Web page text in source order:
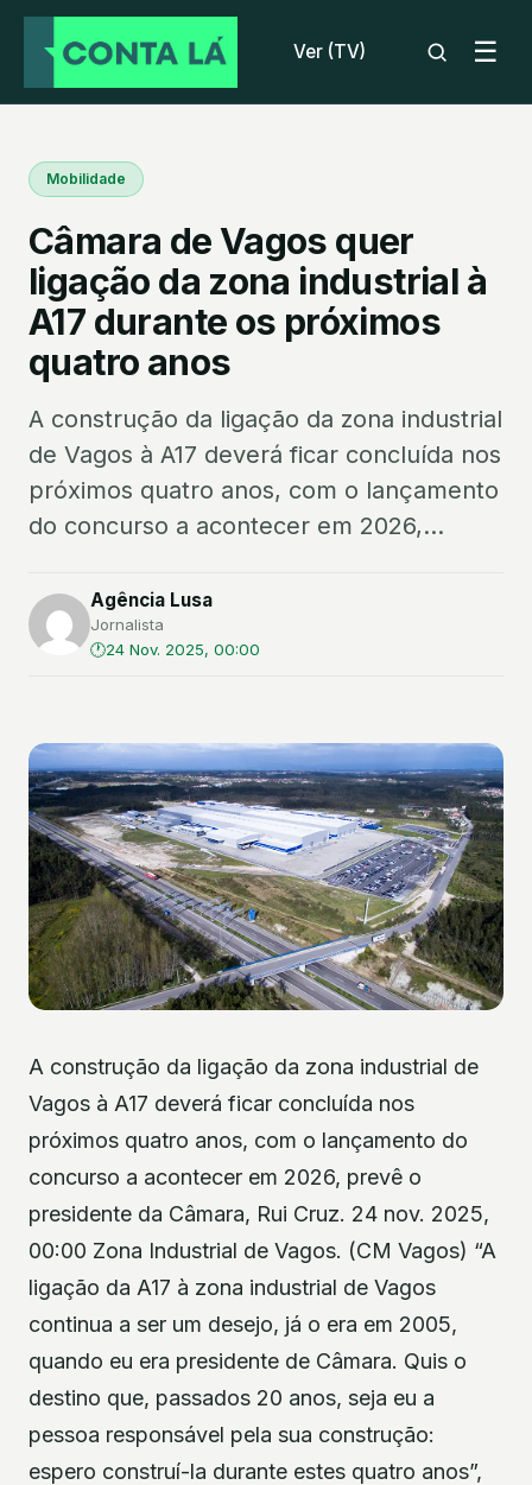
Ver (TV) ☰
Mobilidade
Câmara de Vagos quer
ligação da zona industrial à
A17 durante os próximos
quatro anos
A construção da ligação da zona industrial
de Vagos à A17 deverá ficar concluída nos
próximos quatro anos, com o lançamento
do concurso a acontecer em 2026,...
Agência Lusa
Jornalista
24 Nov. 2025, 00:00
A construção da ligação da zona industrial de
Vagos à A17 deverá ficar concluída nos
próximos quatro anos, com o lançamento do
concurso a acontecer em 2026, prevê o
presidente da Câmara, Rui Cruz. 24 nov. 2025,
00:00 Zona Industrial de Vagos. (CM Vagos) “A
ligação da A17 à zona industrial de Vagos
continua a ser um desejo, já o era em 2005,
quando eu era presidente de Câmara. Quis o
destino que, passados 20 anos, seja eu a
pessoa responsável pela sua construção:
espero construí-la durante estes quatro anos”,